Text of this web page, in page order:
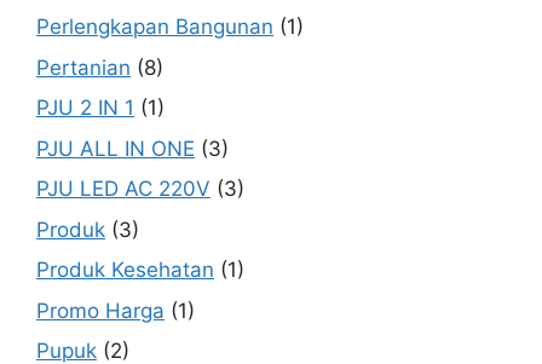
Perlengkapan Bangunan (1)
Pertanian (8)
PJU 2 IN 1 (1)
PJU ALL IN ONE (3)
PJU LED AC 220V (3)
Produk (3)
Produk Kesehatan (1)
Promo Harga (1)
Pupuk (2)